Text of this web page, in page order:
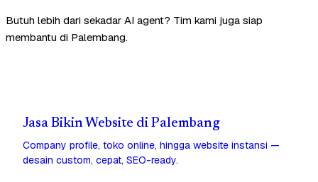
Butuh lebih dari sekadar AI agent? Tim kami juga siap
membantu di Palembang.
Jasa Bikin Website di Palembang
Company profile, toko online, hingga website instansi —
desain custom, cepat, SEO-ready.